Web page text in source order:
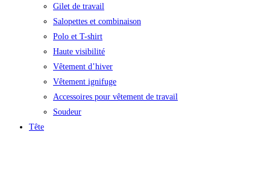
Gilet de travail
Salopettes et combinaison
Polo et T-shirt
Haute visibilité
Vêtement d’hiver
Vêtement ignifuge
Accessoires pour vêtement de travail
Soudeur
Tête